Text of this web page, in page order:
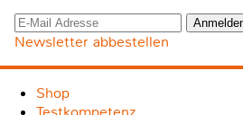
Newsletter abbestellen
Shop